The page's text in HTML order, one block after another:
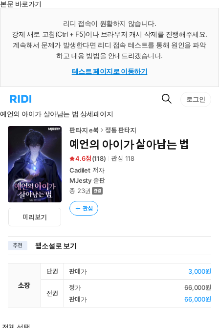
본문 바로가기
리디 접속이 원활하지 않습니다.
강제 새로 고침(Ctrl + F5)이나 브라우저 캐시 삭제를 진행해주세요.
계속해서 문제가 발생한다면 리디 접속 테스트를 통해 원인을 파악
하고 대응 방법을 안내드리겠습니다.
테스트 페이지로 이동하기
리
홈
로
검
로그인
예언의 아이가 살아남는 법 상세페이지
미리보기
판타지 e북 정통 판타지
예언의 아이가 살아남는 법
4.6 (118) 관심 118
Cadilet 저자
MJesty 출판
총 23권
관심
추천 웹소설로 보기
소장
단권 판매가 3,000원
전권
정가
66,000원
판매가
66,000원